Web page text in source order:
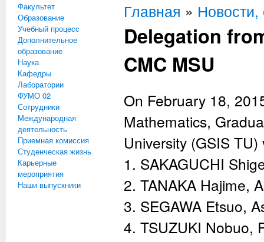
Факультет
Образование
Учебный процесс
Дополнительное
образование
Наука
Кафедры
Лаборатории
ФУМО 02
Сотрудники
Международная
деятельность
Приемная комиссия
Студенческая жизнь
Карьерные
мероприятия
Наши выпускники
Вы здесь
Главная »
Delegation
CMC MSU
On February 18,
Mathematics,
University (GSIS
1. SAKAGUCHI
2. TANAKA Hajime,
3. SEGAWA Etsuo,
4. TSUZUKI Nobuo,